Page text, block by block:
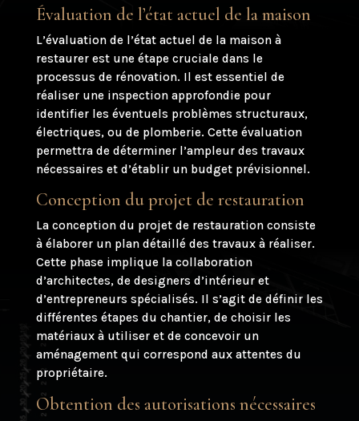
Évaluation de l’état actuel de la maison
L’évaluation de l’état actuel de la maison à
restaurer est une étape cruciale dans le
processus de rénovation. Il est essentiel de
réaliser une inspection approfondie pour
identifier les éventuels problèmes structuraux,
électriques, ou de plomberie. Cette évaluation
permettra de déterminer l’ampleur des travaux
nécessaires et d’établir un budget prévisionnel.
Conception du projet de restauration
La conception du projet de restauration consiste
à élaborer un plan détaillé des travaux à réaliser.
Cette phase implique la collaboration
d’architectes, de designers d’intérieur et
d’entrepreneurs spécialisés. Il s’agit de définir les
différentes étapes du chantier, de choisir les
matériaux à utiliser et de concevoir un
aménagement qui correspond aux attentes du
propriétaire.
Obtention des autorisations nécessaires